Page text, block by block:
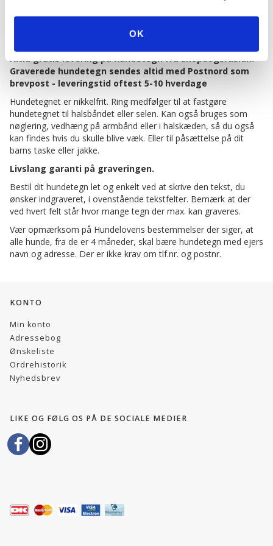
OK
Altid gratis levering på hundetegn fra shopdogsrus.dk.
Graverede hundetegn sendes altid med Postnord som
brevpost - leveringstid oftest 5-10 hverdage
Hundetegnet er nikkelfrit. Ring medfølger til at fastgøre
hundetegnet til halsbåndet eller selen. Kan også bruges som
nøglering, vedhæng på armbånd eller i halskæden, så du også
kan findes hvis du skulle blive væk. Eller til påsættelse på dit
barns taske eller jakke.
Livslang garanti på graveringen.
Bestil dit hundetegn let og enkelt ved at skrive den tekst, du
ønsker indgraveret, i ovenstående tekstfelter. Bemærk at der
ved hvert felt står hvor mange tegn der max. kan graveres.
Vær opmærksom på Hundelovens bestemmelser der siger, at
alle hunde, fra de er 4 måneder, skal bære hundetegn med ejers
navn og adresse. Der er ikke krav om tlf.nr. og postnr.
KONTO
Min konto
Adressebog
Ønskeliste
Ordrehistorik
Nyhedsbrev
LIKE OG FØLG OS PÅ DE SOCIALE MEDIER